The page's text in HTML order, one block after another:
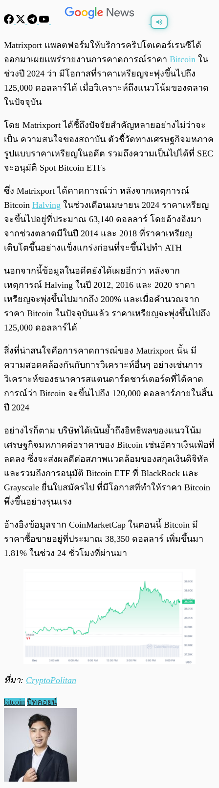
0:00 0:00
Matrixport แพลตฟอร์มให้บริการคริปโตเคอร์เรนซีได้
ออกมาเผยแพร่รายงานการคาดการณ์ราคา Bitcoin ใน
ช่วงปี 2024 ว่า มีโอกาสที่ราคาเหรียญจะพุ่งขึ้นไปถึง
125,000 ดอลลาร์ได้ เมื่อวิเคราะห์ถึงแนวโน้มของตลาด
ในปัจจุบัน
โดย Matrixport ได้ชี้ถึงปัจจัยสำคัญหลายอย่างไม่ว่าจะ
เป็น ความสนใจของสถาบัน ตัวชี้วัดทางเศรษฐกิจมหภาค
รูปแบบราคาเหรียญในอดีต รวมถึงความเป็นไปได้ที่ SEC
จะอนุมัติ Spot Bitcoin ETFs
ซึ่ง Matrixport ได้คาดการณ์ว่า หลังจากเหตุการณ์
Bitcoin Halving ในช่วงเดือนเมษายน 2024 ราคาเหรียญ
จะขึ้นไปอยู่ที่ประมาณ 63,140 ดอลลาร์ โดยอ้างอิงมา
จากช่วงตลาดมีในปี 2014 และ 2018 ที่ราคาเหรียญ
เติบโตขึ้นอย่างแข็งแกร่งก่อนที่จะขึ้นไปทำ ATH
นอกจากนี้ข้อมูลในอดีตยังได้เผยอีกว่า หลังจาก
เหตุการณ์ Halving ในปี 2012, 2016 และ 2020 ราคา
เหรียญจะพุ่งขึ้นไปมากถึง 200% และเมื่อคำนวณจาก
ราคา Bitcoin ในปัจจุบันแล้ว ราคาเหรียญจะพุ่งขึ้นไปถึง
125,000 ดอลลาร์ได้
สิ่งที่น่าสนใจคือการคาดการณ์ของ Matrixport นั้น มี
ความสอดคล้องกันกับการวิเคราะห์อื่นๆ อย่างเช่นการ
วิเคราะห์ของธนาคารสแตนดาร์ดชาร์เตอร์ดที่ได้คาด
การณ์ว่า Bitcoin จะขึ้นไปถึง 120,000 ดอลลาร์ภายในสิ้น
ปี 2024
อย่างไรก็ตาม บริษัทได้เน้นย้ำถึงอิทธิพลของแนวโน้ม
เศรษฐกิจมหภาคต่อราคาของ Bitcoin เช่นอัตราเงินเฟ้อที่
ลดลง ซึ่งจะส่งผลดีต่อสภาพแวดล้อมของสกุลเงินดิจิทัล
และรวมถึงการอนุมัติ Bitcoin ETF ที่ BlackRock และ
Grayscale ยื่นใบสมัครไป ที่มีโอกาสที่ทำให้ราคา Bitcoin
พึ่งขึ้นอย่างรุนแรง
อ้างอิงข้อมูลจาก CoinMarketCap ในตอนนี้ Bitcoin มี
ราคาซื้อขายอยู่ที่ประมาณ 38,350 ดอลลาร์ เพิ่มขึ้นมา
1.81% ในช่วง 24 ชั่วโมงที่ผ่านมา
ที่มา: CryptoPolitan
bitcoin บิทคอยน์